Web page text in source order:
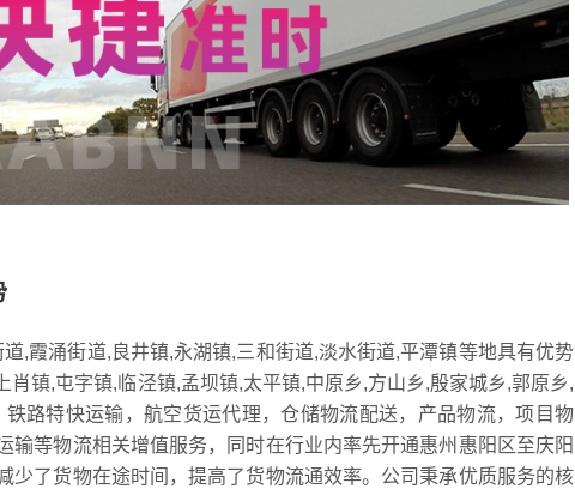
,霞涌街道,良井镇,永湖镇,三和街道,淡水街道,平潭镇等地具有优势
镇,屯字镇,临泾镇,孟坝镇,太平镇,中原乡,方山乡,殷家城乡,郭原乡,
路特快运输，航空货运代理，仓储物流配送，产品物流，项目物
等物流相关增值服务，同时在行业内率先开通惠州惠阳区至庆阳
少了货物在途时间，提高了货物流通效率。公司秉承优质服务的核